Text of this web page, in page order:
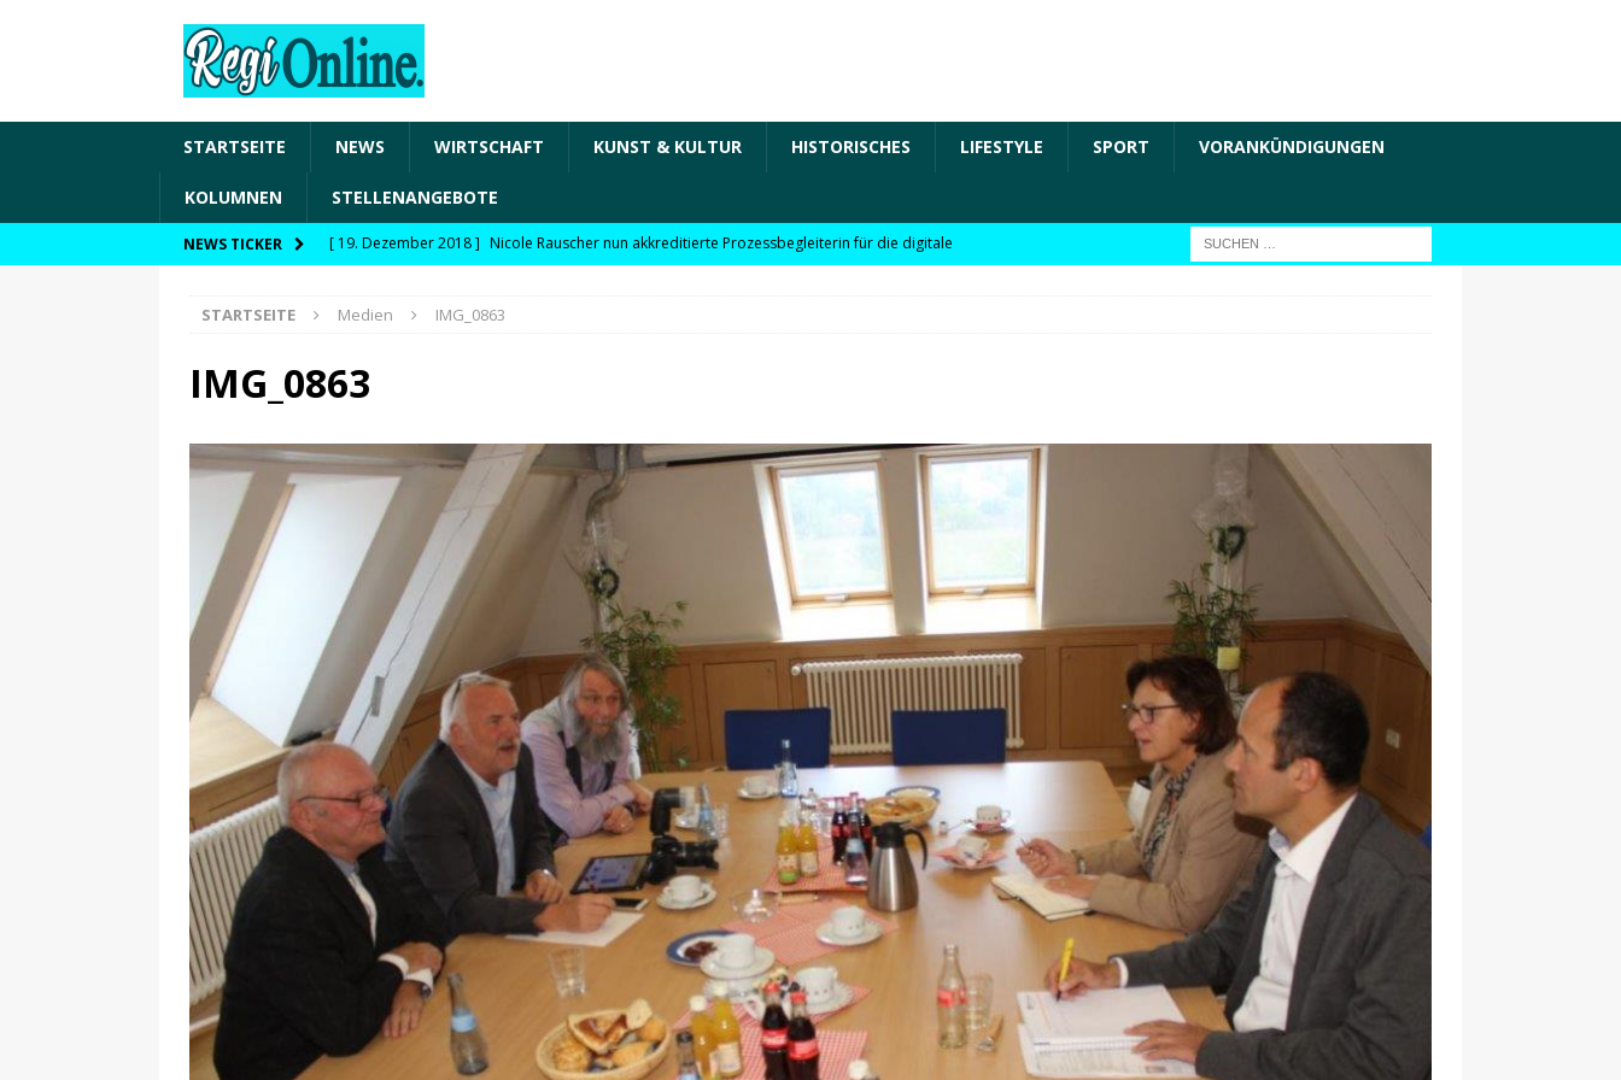
STARTSEITE NEWS WIRTSCHAFT KUNST & KULTUR HISTORISCHES LIFESTYLE SPORT VORANKÜNDIGUNGEN
KOLUMNEN STELLENANGEBOTE
NEWS TICKER [ 19. Dezember 2018 ] Nicole Rauscher nun akkreditierte Prozessbegleiterin für die digitale
WIRTSCHAFT
[ 19. Dezember 2018 ]
förderfähige Handlungsfelder für KMU
WIRTSCHAFT
[ 8. April 2021 ]
FDP Schwaben möchte Einzelhandel bei Digitalisierung unterstützen
NEWS
[ 30. Dezember 2020 ]
FDP will digitale Lösungen für den Einzelhandel Lindauer Zeitung –
29.12.2020
NEWS
[ 24. Dezember 2020 ]
Selbständigen und freien Mitarbeitern mehr Raum geben wegen Corona
WIRTSCHAFT
[ 17. März 2020 ] Nützliche Informationen für Unternehmen die von der Corona-Krise betroffen
sind!
WIRTSCHAFT
[ 17. März 2020 ]
Wichtige Informationen über das von der Bundesregierung veröffentlichte
Schutzschild für Beschäftigte und Unternehmen
WIRTSCHAFT
[ 18. Dezember 2019 ]
Der Mitarbeiter*in als Kraft für neue Konzepte und Innovationen
WIRTSCHAFT
STARTSEITE Medien IMG_0863
IMG_0863